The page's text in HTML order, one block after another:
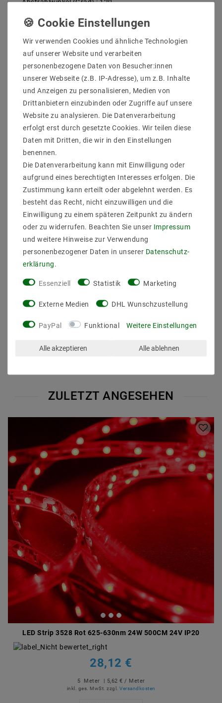
Abstrahlwinkel (Grad) : 120
Arbeitsspannung (Volt) : 24
gesamter Arbeitsstrom (max) bis (mA) : 1
Leistung (W) pro Meter bis : 4,8
gesamte Leistung (W) bis : 24
Breite in mm : 8
Lichtausbeute bis : 25 lm/W
Enegrieklasse (2017/1369) :
Schutzklasse : 20
teilbar : 100-104mm
Nennlebensdauer bis zu (Stunden) : 50000
Hinweis
Werden die LED-Strips für mehrere Stunden am Tag
betrieben. empfehlen wir eine zusätzliche Kühlung.
Zum Beispiel bietet die Montage auf
Aluminiumprofilen eine gute Wärmeableitung. Gerade
bei einer Leistung von mehr als 14.4 Watt pro Meter
ist ein zusätzlicher Kühlkörper notwendig. Die
empfohlene Betriebstemperatur sollte immer
engen oder geschlossenen Plätzen ohne
Kühlmöglichkeit eingebaut werden.
ZULETZT ANGESEHEN
LED Strip 3528 Rot 625-630nm 24W 500CM 24V IP20
28,12 €
5 Meter | 5,62 € / Meter
inkl. ges. MwSt. zzgl. Versandkosten
Wir verwenden Cookies und ähnliche Technologien
auf unserer Website und verarbeiten
personenbezogene Daten von Besucher:innen
unserer Webseite (z.B. IP-Adresse), um z.B. Inhalte
und Anzeigen zu personalisieren, Medien von
Drittanbietern einzubinden oder Zugriffe auf unsere
Website zu analysieren. Die Datenverarbeitung
erfolgt erst durch gesetzte Cookies. Wir teilen diese
Daten mit Dritten, die wir in den Einstellungen
benennen.
Die Datenverarbeitung kann mit Einwilligung oder
aufgrund eines berechtigten Interesses erfolgen. Die
Zustimmung kann erteilt oder abgelehnt werden. Es
besteht das Recht, nicht einzuwilligen und die
Einwilligung zu einem späteren Zeitpunkt zu ändern
oder zu widerrufen. Beachten Sie unser Impressum
und weitere Hinweise zur Verwendung
personenbezogener Daten in unserer Daten­schutz­
erklärung
Essenziell Statistik Marketing
Externe Medien DHL Wunschzustellung
PayPal Funktional Weitere Einstellungen
Alle akzeptieren Alle ablehnen